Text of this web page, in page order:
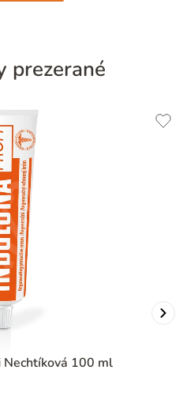
prezerané
Nechtíková 100 ml